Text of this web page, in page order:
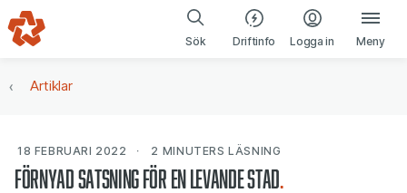
Gå till navigering
Gå till innehåll
Sök Driftinfo Logga in(öppnas i ny
Meny
Artiklar
18 FEBRUARI 2022 2 MINUTERS LÄSNING
Förnyad satsning för en levande stad